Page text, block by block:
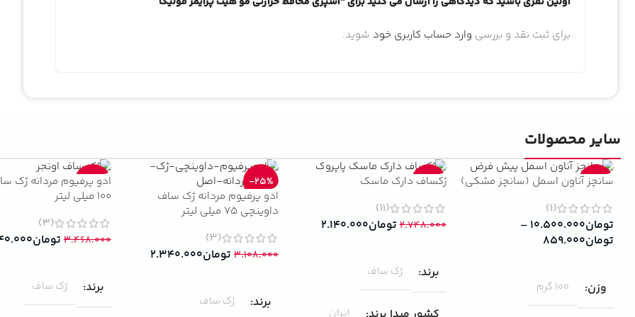
برای ثبت نقد و بررسی وارد حساب کاربری خود شوید.
سایر محصولات
-13%
سانچز آناون اسمل (سانچز مشکی)
(1)
تومان۱۰.۵۰۰.۰۰۰ –
تومان۸۵۹.۰۰۰
وزن 100 گرم
-22%
ژکساف دارک ماسک
(11)
۲.۷۴۸.۰۰۰ تومان۲.۱۴۰.۰۰۰
برند ژک ساف
ایران
-25%
ادو پرفیوم مردانه ژک ساف
داوینچی 75 میلی لیتر
(3)
۳.۱۰۸.۰۰۰ تومان۲.۳۴۰.۰۰۰
برند ژک ساف
-33%
ادو پرفیوم مردانه ژک
100 میلی لیتر
(3)
۳.۴۶۸.۰۰۰ تومان
برند ژک ساف